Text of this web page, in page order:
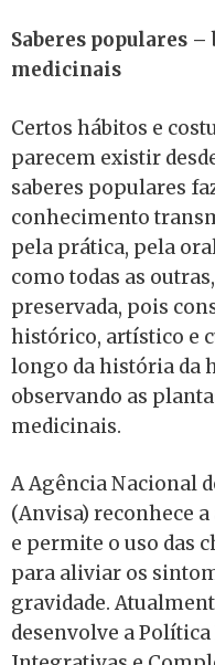
Saberes populares
medicinais
Certos hábitos e
parecem existir
saberes populares
conhecimento
pela prática, pela
como todas as
preservada, pois
histórico, artístico e
longo da história da
observando as
medicinais.
A Agência Nacional
(Anvisa) reconhece
e permite o uso das
para aliviar os
gravidade.
desenvolve a